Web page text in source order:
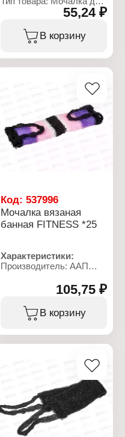
Назначение: банная
Форма: круглая
Материал: полипропилен
55,24 ₽
В корзину
Код:537996
Мочалка вязаная
банная FITNESS *25
Характеристики:
Производитель: ААП
Торговая марка:
Тип товара: Мочалка для
Название: "FITNESS"
Размер: 120х380 мм
105,75 ₽
В корзину